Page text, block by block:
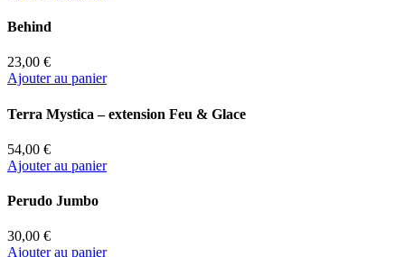
Behind
23,00 €
Ajouter au panier
Terra Mystica – extension Feu & Glace
54,00 €
Ajouter au panier
Perudo Jumbo
30,00 €
Ajouter au panier